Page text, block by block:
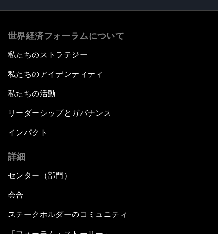
世界経済フォーラムについて
私たちのストラテジー
私たちのアイデンティティ
私たちの活動
リーダーシップとガバナンス
インパクト
詳細
センター（部門）
会合
ステークホルダーのコミュニティ